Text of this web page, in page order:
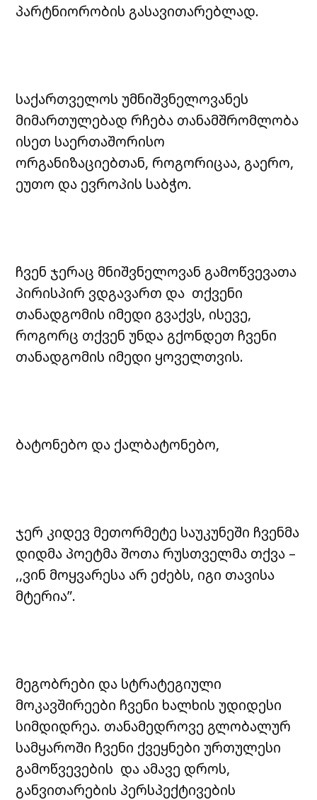
პარტნიორობის გასავითარებლად.
საქართველოს უმნიშვნელოვანეს
მიმართულებად რჩება თანამშრომლობა
ისეთ საერთაშორისო
ორგანიზაციებთან, როგორიცაა, გაერო,
ეუთო და ევროპის საბჭო.
ჩვენ ჯერაც მნიშვნელოვან გამოწვევათა
პირისპირ ვდგავართ და თქვენი
თანადგომის იმედი გვაქვს, ისევე,
როგორც თქვენ უნდა გქონდეთ ჩვენი
თანადგომის იმედი ყოველთვის.
ბატონებო და ქალბატონებო,
ჯერ კიდევ მეთორმეტე საუკუნეში ჩვენმა
დიდმა პოეტმა შოთა რუსთველმა თქვა –
,,ვინ მოყვარესა არ ეძებს, იგი თავისა
მტერია”.
მეგობრები და სტრატეგიული
მოკავშირეები ჩვენი ხალხის უდიდესი
სიმდიდრეა. თანამედროვე გლობალურ
სამყაროში ჩვენი ქვეყნები ურთულესი
გამოწვევების და ამავე დროს,
განვითარების პერსპექტივების